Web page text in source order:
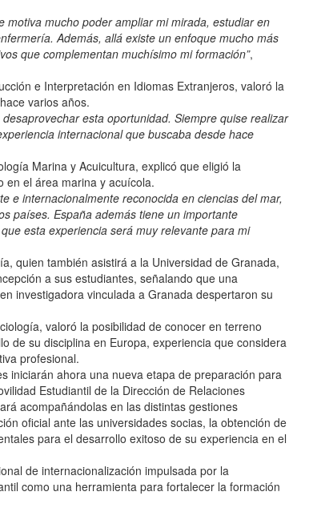
motiva mucho poder ampliar mi mirada, estudiar en
Además, allá existe un enfoque mucho más
que complementan muchísimo mi formación”,
e Interpretación en Idiomas Extranjeros, valoró la
varios años.
esta oportunidad. Siempre quise realizar
internacional que buscaba desde hace
Marina y Acuicultura, explicó que eligió la
en el área marina y acuícola.
e internacionalmente reconocida en ciencias del mar,
países. España además tiene un importante
esta experiencia será muy relevante para mi
quien también asistirá a la Universidad de Granada,
a sus estudiantes, señalando que una
investigadora vinculada a Granada despertaron su
valoró la posibilidad de conocer en terreno
de su disciplina en Europa, experiencia que considera
profesional.
iniciarán ahora una nueva etapa de preparación para
Estudiantil de la Dirección de Relaciones
acompañándolas en las distintas gestiones
oficial ante las universidades socias, la obtención de
para el desarrollo exitoso de su experiencia en el
de internacionalización impulsada por la
como una herramienta para fortalecer la formación